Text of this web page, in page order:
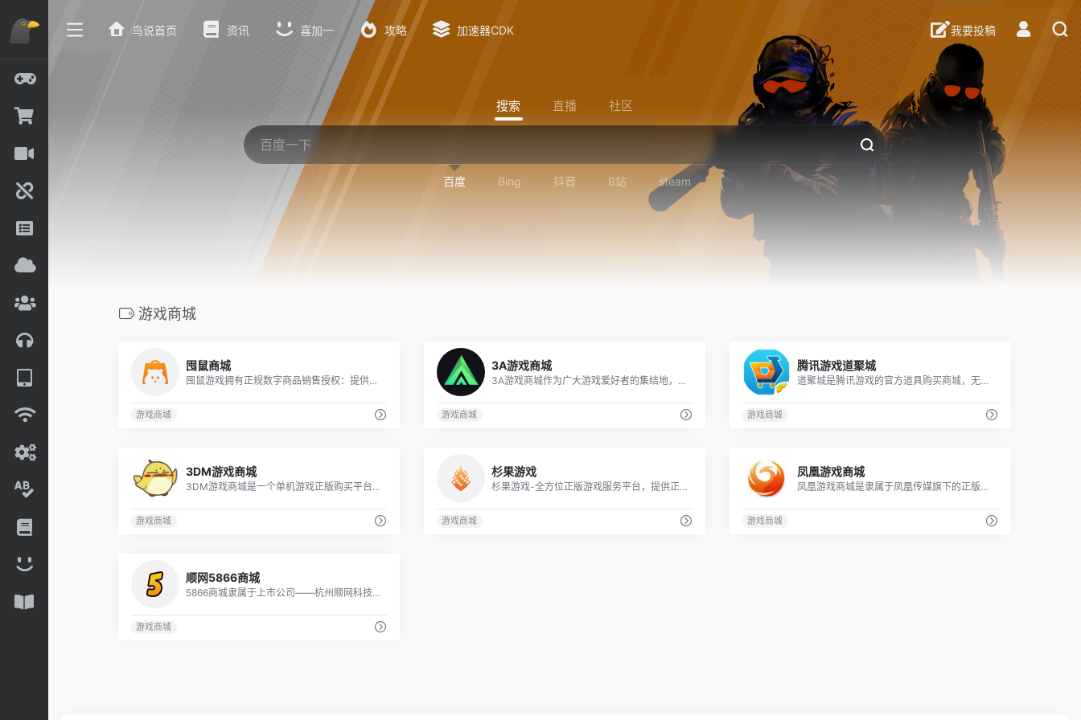
鸟说首页 资讯 喜加一 攻略 加速器CDK 我要投稿
搜索 直播 社区
百度 Bing 抖音 B站 steam
游戏商城
囤鼠商城
囤鼠游戏拥有正规数字商品销售授权：提供全方位正版游戏服务，低价游戏激活码，游戏预售、游戏促销折扣、游戏周边等游戏激活及周边购买服务，致力于为大陆玩家带来更优质的游戏服务体验。
游戏商城
3A游戏商城
3A游戏商城作为广大游戏爱好者的集结地，我们致力于为您提供安全、便捷的Steam游戏交易服务。
游戏商城
腾讯游戏道聚城
道聚城是腾讯游戏的官方道具购买商城，无需等待游戏内直接收货,更安全、更便捷、更实惠。 目前已开通20多款腾讯热门游戏，玩家可以通过网银、财付通和Q点Q币支付购买，通过一系列形式丰富的活动、让玩家享受到实惠。
游戏商城
3DM游戏商城
3DM游戏商城是一个单机游戏正版购买平台，提供了PC游戏、PS4游戏、NS游戏、Xboxone游戏的正版购买渠道，同时玩家还可以在这购买周边手办，下载正版游戏，交流游戏心得。
游戏商城
杉果游戏
杉果游戏-全方位正版游戏服务平台，提供正版低价游戏激活码，游戏预售、游戏促销折扣、免费游戏、游戏周边等游戏激活及周边购买服务，还有好玩的游戏推荐、游戏评测、游戏新闻资讯、游戏攻略、玩家交流等应有尽有，是正版玩家的专业信赖平台。
游戏商城
凤凰游戏商城
凤凰游戏商城是隶属于凤凰传媒旗下的正版游戏销售网站，是一家在国内具有影响力的垂直游戏领域电商平台。
游戏商城
顺网5866商城
5866商城隶属于上市公司——杭州顺网科技股份有限公司旗下。
游戏商城